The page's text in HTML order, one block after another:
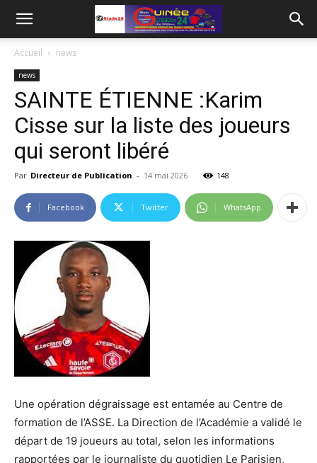
Accueil news
news
SAINTE ÉTIENNE :Karim
Cisse sur la liste des joueurs
qui seront libéré
Par Directeur de Publication - 14 mai 2026 148
Facebook Twitter WhatsApp
Une opération dégraissage est entamée au Centre de
formation de l’ASSE. La Direction de l’Académie a validé le
départ de 19 joueurs au total, selon les informations
rapportées par le journaliste du quotidien Le Parisien,